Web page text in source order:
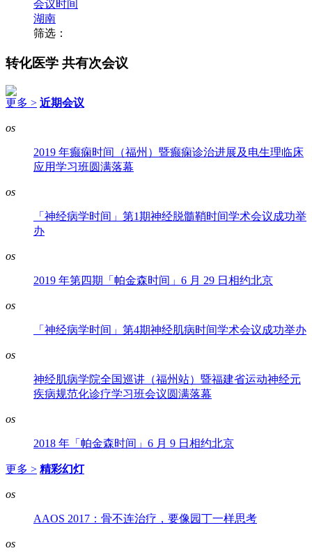
会议时间
湖南
筛选：
转化医学 共有次会议
更多 > 近期会议
os
2019 年癫痫时间（福州）暨癫痫诊治进展及电生理临床
应用学习班圆满落幕
os
「神经病学时间」第1期神经脱髓鞘时间学术会议成功举
办
os
2019 年第四期「帕金森时间」6 月 29 日相约北京
os
「神经病学时间」第4期神经肌病时间学术会议成功举办
os
神经肌病学院全国巡讲（福州站）暨福建省运动神经元
疾病规范化诊疗学习班会议圆满落幕
os
2018 年「帕金森时间」6 月 9 日相约北京
更多 > 精彩幻灯
os
AAOS 2017：骨不连治疗，要像园丁一样思考
os